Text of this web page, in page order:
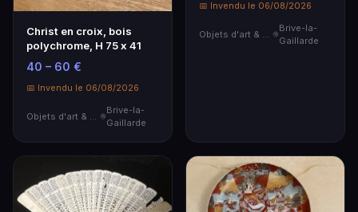
Christ en croix, bois
polychrome, H 75 x 41
40 – 60 €
📅 Invendu le 06/08/2026
Brive-la-
Gaillarde
📅 Invendu le 06/08/2026
Objets d'art & Curiosités
Brive-la-
Gaillarde